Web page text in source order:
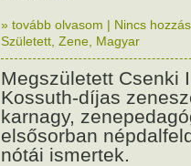
» tovább olvasom | Nincs
Született Zene Magyar
Megszületett Csenki
Kossuth-díjas
karnagy,
elsősorban
nótái ismertek.